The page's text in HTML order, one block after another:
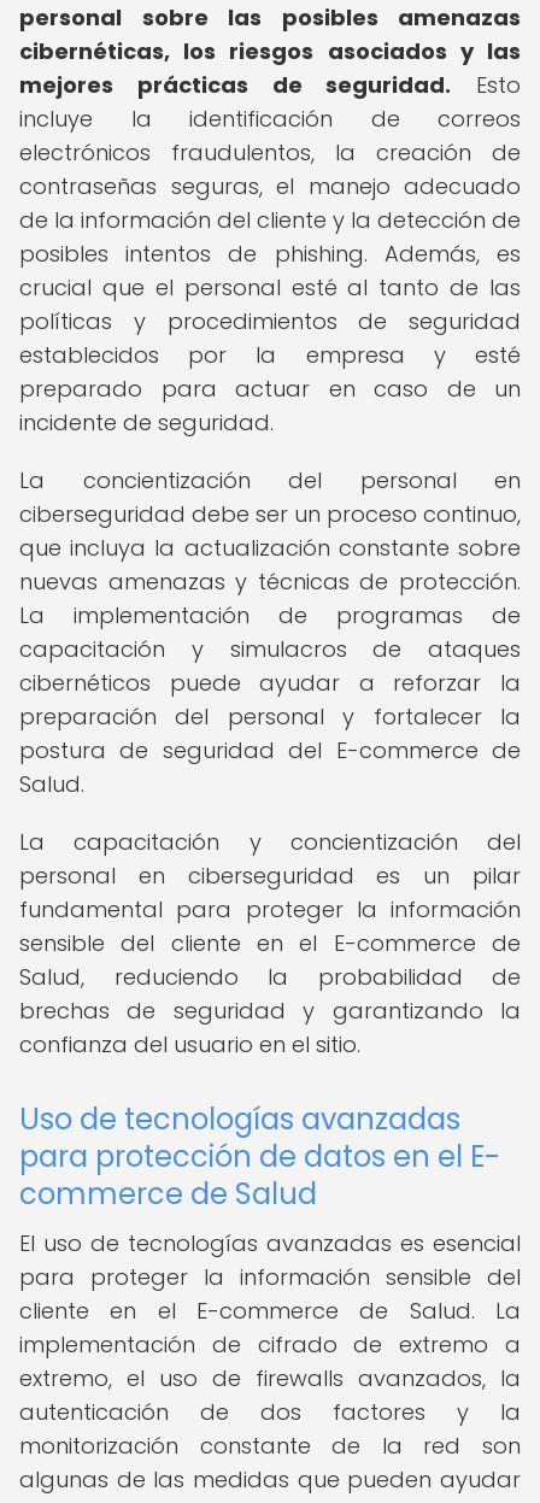
personal sobre las posibles amenazas
cibernéticas, los riesgos asociados y las
mejores prácticas de seguridad. Esto
incluye la identificación de correos
electrónicos fraudulentos, la creación de
contraseñas seguras, el manejo adecuado
de la información del cliente y la detección de
posibles intentos de phishing. Además, es
crucial que el personal esté al tanto de las
políticas y procedimientos de seguridad
establecidos por la empresa y esté
preparado para actuar en caso de un
incidente de seguridad.
La concientización del personal en
ciberseguridad debe ser un proceso continuo,
que incluya la actualización constante sobre
nuevas amenazas y técnicas de protección.
La implementación de programas de
capacitación y simulacros de ataques
cibernéticos puede ayudar a reforzar la
preparación del personal y fortalecer la
postura de seguridad del E-commerce de
Salud.
La capacitación y concientización del
personal en ciberseguridad es un pilar
fundamental para proteger la información
sensible del cliente en el E-commerce de
Salud, reduciendo la probabilidad de
brechas de seguridad y garantizando la
confianza del usuario en el sitio.
Uso de tecnologías avanzadas
para protección de datos en el E-
commerce de Salud
El uso de tecnologías avanzadas es esencial
para proteger la información sensible del
cliente en el E-commerce de Salud. La
implementación de cifrado de extremo a
extremo, el uso de firewalls avanzados, la
autenticación de dos factores y la
monitorización constante de la red son
algunas de las medidas que pueden ayudar